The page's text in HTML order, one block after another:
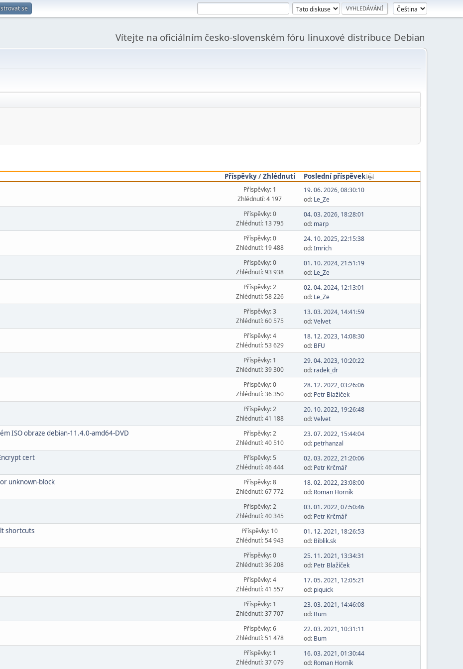
se
Vítejte na oficiálním česko-slovenském fóru linuxové distribuce Debian
Příspěvky/Zhlédnutí
Poslední příspěvek
Příspěvky: 1
Zhlédnutí: 4 197
19. 06. 2026, 08:30:10
od: Le_Ze
Příspěvky: 0
Zhlédnutí: 13 795
04. 03. 2026, 18:28:01
od: marp
Příspěvky: 0
Zhlédnutí: 19 488
24. 10. 2025, 22:15:38
od:Imrich
Příspěvky: 0
Zhlédnutí: 93 938
01. 10. 2024, 21:51:19
od: Le_Ze
Příspěvky: 2
Zhlédnutí: 58 226
02. 04. 2024, 12:13:01
od: Le_Ze
Příspěvky: 3
Zhlédnutí: 60 575
13. 03. 2024, 14:41:59
od:Velvet
Příspěvky: 4
Zhlédnutí: 53 629
18. 12. 2023, 14:08:30
od: BFU
Příspěvky: 1
Zhlédnutí: 39 300
29. 04. 2023, 10:20:22
od: radek_dr
Příspěvky: 0
Zhlédnutí: 36 350
28. 12. 2022, 03:26:06
od: Petr Blažíček
Příspěvky: 2
Zhlédnutí: 41 188
20. 10. 2022, 19:26:48
od:Velvet
ISO obraze debian-11.4.0-amd64-DVD
Příspěvky: 2
Zhlédnutí: 40 510
23. 07. 2022, 15:44:04
od: petrhanzal
cert
Příspěvky: 5
Zhlédnutí: 46 444
02. 03. 2022, 21:20:06
od: Petr Krčmář
unknown-block
Příspěvky: 8
Zhlédnutí: 67 772
18. 02. 2022, 23:08:00
od: Roman Horník
Příspěvky: 2
Zhlédnutí: 40 345
03. 01. 2022, 07:50:46
od: Petr Krčmář
shortcuts
Příspěvky: 10
Zhlédnutí: 54 943
01. 12. 2021, 18:26:53
od: Biblik.sk
Příspěvky: 0
Zhlédnutí: 36 208
25. 11. 2021, 13:34:31
od: Petr Blažíček
Příspěvky: 4
Zhlédnutí: 41 557
17. 05. 2021, 12:05:21
od: piquick
Příspěvky: 1
Zhlédnutí: 37 707
23. 03. 2021, 14:46:08
od: Bum
Příspěvky: 6
Zhlédnutí: 51 478
22. 03. 2021, 10:31:11
od: Bum
Příspěvky: 1
Zhlédnutí: 37 079
16. 03. 2021, 01:30:44
od: Roman Horník